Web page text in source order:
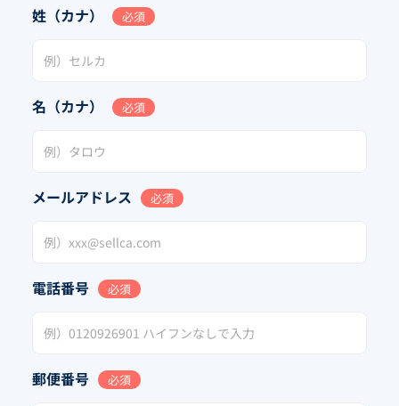
姓（カナ） 必須
名（カナ） 必須
メールアドレス 必須
電話番号 必須
郵便番号 必須